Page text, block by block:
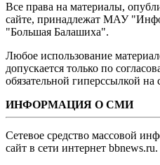
Все права на материалы,
сайте, принадлежат МАУ
"Большая Балашиха".
Любое использование
допускается только по
обязательной гиперссылкой на
ИНФОРМАЦИЯ О СМИ
Сетевое средство массовой
сайт в сети интернет bbnews.ru.